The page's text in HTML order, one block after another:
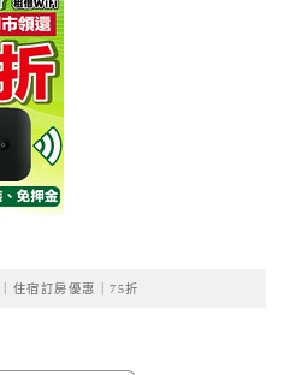
住宿訂房優惠｜75折